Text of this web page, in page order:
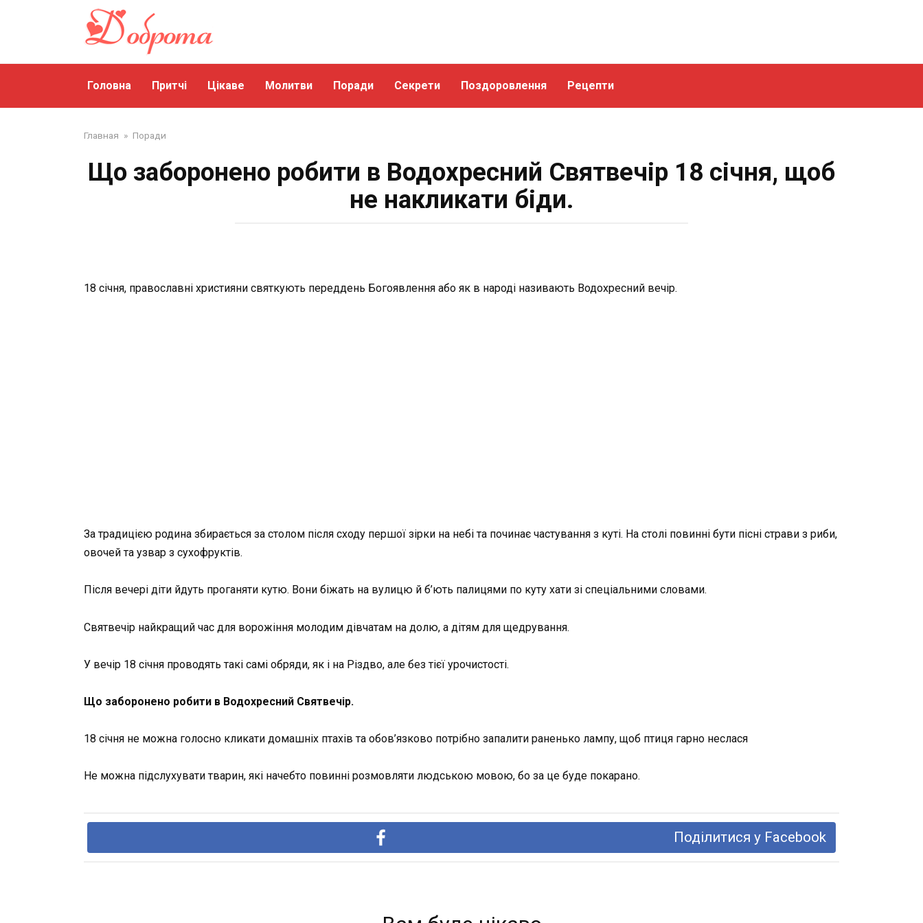
Головна Притчі Цікаве Молитви Поради Секрети Поздоровлення Рецепти
Главная » Поради
Що заборонено робити в Водохресний Святвечір 18 січня, щоб
не накликати біди.
18 січня, православні християни святкують переддень Богоявлення або як в народі називають Водохресний вечір.
За традицією родина збирається за столом після сходу першої зірки на небі та починає частування з куті. На столі повинні бути пісні страви з риби,
овочей та узвар з сухофруктів.
Після вечері діти йдуть проганяти кутю. Вони біжать на вулицю й б’ють палицями по куту хати зі спеціальними словами.
Святвечір найкращий час для ворожіння молодим дівчатам на долю, а дітям для щедрування.
У вечір 18 січня проводять такі самі обряди, як і на Різдво, але без тієї урочистості.
Що заборонено робити в Водохресний Святвечір.
18 січня не можна голосно кликати домашніх птахів та обов’язково потрібно запалити раненько лампу, щоб птиця гарно неслася
Не можна підслухувати тварин, які начебто повинні розмовляти людською мовою, бо за це буде покарано.
Поділитися у Facebook